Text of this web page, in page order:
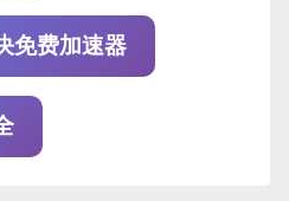
免费加速器